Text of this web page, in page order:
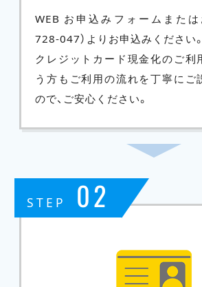
WEB お申込みフォームまたは
728-047）よりお申込みください。
クレジットカード現金化のご利
う方もご利用の流れを丁寧にご
ので、ご安心ください。
STEP 02